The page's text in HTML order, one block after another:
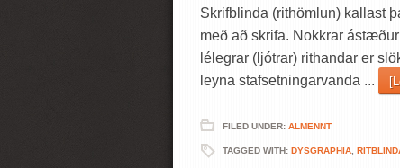
Skrifblinda (rithömlun) kallast
með að skrifa. Nokkrar
lélegrar (ljótrar) rithandar er
leyna stafsetningarvanda ...
FILED UNDER: ALMENNT
TAGGED WITH: DYSGRAPHIA